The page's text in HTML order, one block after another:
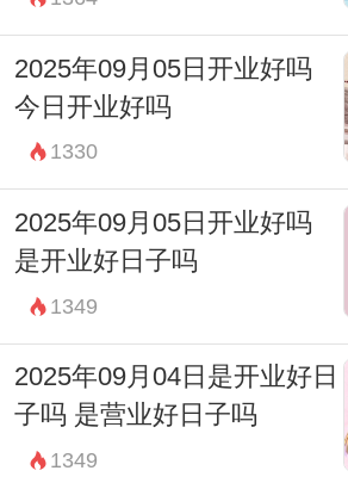
2025年09月05日开业好吗
今日开业好吗
1330
2025年09月05日开业好吗
是开业好日子吗
1349
2025年09月04日是开业好日
子吗 是营业好日子吗
1349